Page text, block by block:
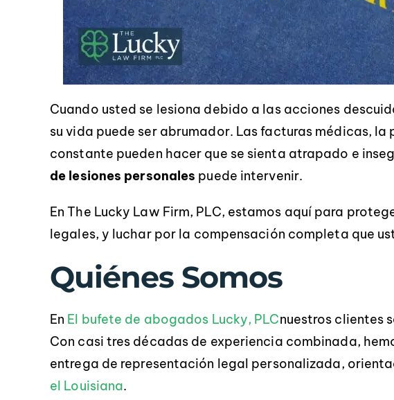
Cuando usted se lesiona debido a las acciones
su vida puede ser abrumador. Las facturas médicas,
constante pueden hacer que se sienta atrapado e
de lesiones personales puede intervenir.
En The Lucky Law Firm, PLC, estamos aquí para
legales, y luchar por la compensación completa que
Quiénes Somos
En El bufete de abogados Lucky, PLCnuestros clientes
Con casi tres décadas de experiencia combinada,
entrega de representación legal personalizada,
el Louisiana.
Hicieron
sencillo, sin
LEBLANC
Robert y Chad fueron
extremadamente serviciales
preguntas y preocupaciones fueron
manejadas rápidamente, y siempre
duda, ¡volvería a contratarlos!
¡Gran servicio!
servicial desde el
cada uno en
abogados de